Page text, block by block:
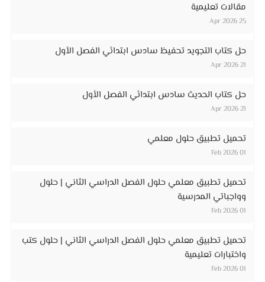
مقالات تعليمية
25 Apr 2026
حل كتاب التجويد تحفيظ سادس ابتدائي الفصل الأول
21 Apr 2026
حل كتاب الحديث سادس ابتدائي الفصل الأول
21 Apr 2026
تحميل تطبيق حلول معلمي
01 Feb 2026
تحميل تطبيق معلمي حلول الفصل الدراسي الثاني | حلول
وواجباتي المدرسية
01 Feb 2026
تحميل تطبيق معلمي حلول الفصل الدراسي الثاني | حلول كتب
واختبارات تعليمية
01 Feb 2026